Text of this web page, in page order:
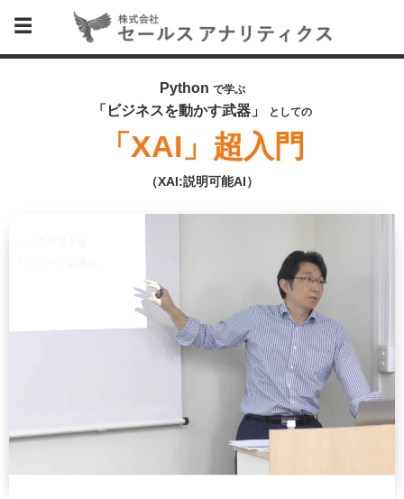
Python で学ぶ
「ビジネスを動かす武器」 としての
「XAI」超入門
（XAI:説明可能AI）